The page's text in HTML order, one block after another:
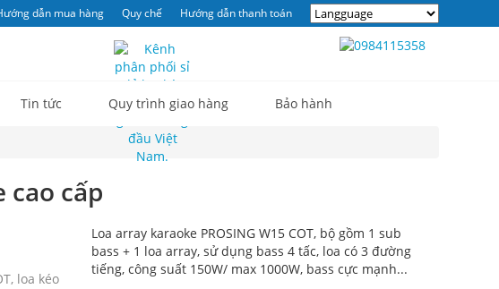
dẫn mua hàng Quy chế Hướng dẫn thanh toán
Tin tức Quy trình giao hàng Bảo hành
cao cấp
loa kéo
Loa array karaoke PROSING W15 COT, bộ gồm 1 sub
bass + 1 loa array, sử dụng bass 4 tấc, loa có 3 đường
tiếng, công suất 150W/ max 1000W, bass cực mạnh...